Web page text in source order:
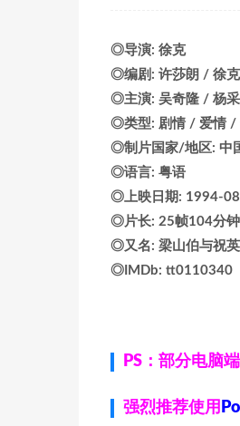
◎导演: 徐克
◎编剧: 许莎朗 / 徐克
◎主演: 吴奇隆 / 杨
◎类型: 剧情 / 爱情 /
◎制片国家/地区: 中
◎语言: 粤语
◎上映日期: 1994-
◎片长: 25帧104分
◎又名: 梁山伯与祝
◎IMDb: tt0110340
PS：部分电脑
强烈推荐使用